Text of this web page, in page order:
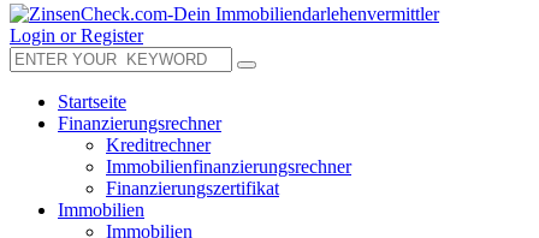
Login or Register
Startseite
Finanzierungsrechner
Kreditrechner
Immobilienfinanzierungsrechner
Finanzierungszertifikat
Immobilien
Immobilien